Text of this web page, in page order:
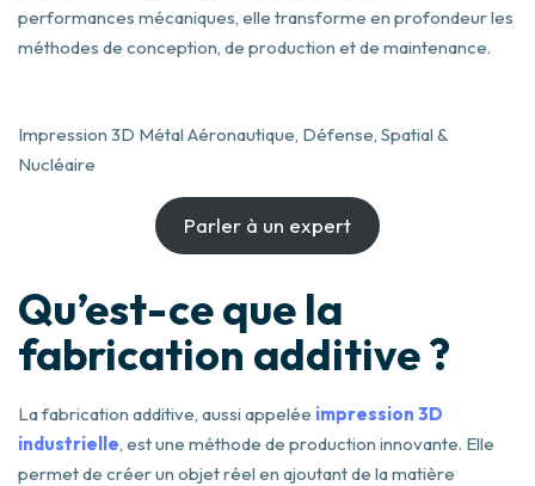
performances mécaniques, elle transforme en profondeur les
méthodes de conception, de production et de maintenance.
Impression 3D Métal Aéronautique, Défense, Spatial &
Nucléaire
Parler à un expert
Qu’est-ce que la
fabrication additive ?
La fabrication additive, aussi appelée impression 3D
industrielle, est une méthode de production innovante. Elle
permet de créer un objet réel en ajoutant de la matière